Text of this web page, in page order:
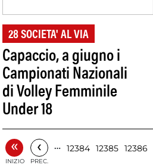
28 SOCIETA' AL VIA
Capaccio, a giugno i
Campionati Nazionali
di Volley Femminile
Under 18
«
INIZIO
‹
PREC.
… 12384 12385 12386